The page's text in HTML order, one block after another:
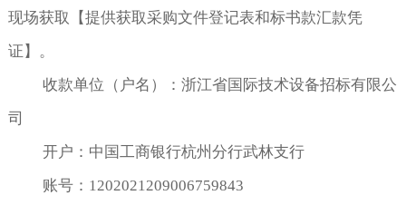
现场获取【提供获取采购文件登记表和标书款汇款凭
证】。
收款单位（户名）：浙江省国际技术设备招标有限公
司
开户：中国工商银行杭州分行武林支行
账号：1202021209006759843